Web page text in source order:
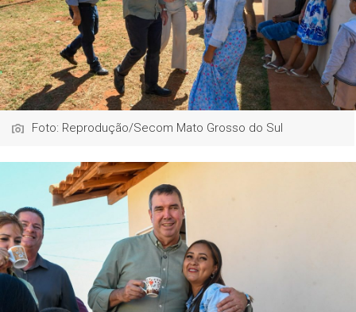
Foto: Reprodução/Secom Mato Grosso do Sul